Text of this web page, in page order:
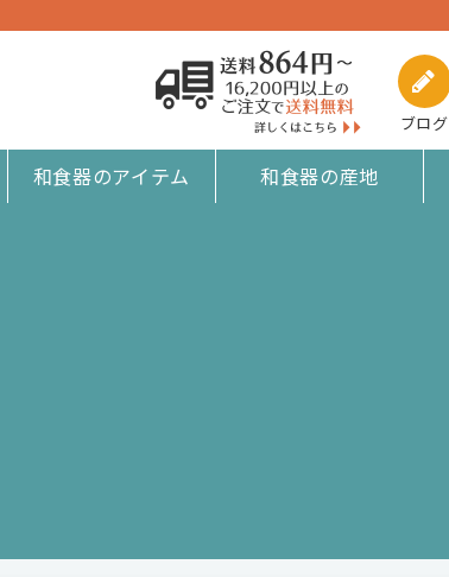
ブログ
和食器のアイテム 和食器の産地